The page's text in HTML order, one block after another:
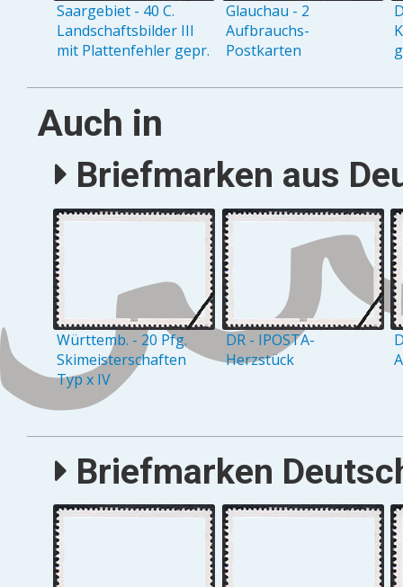
Saargebiet - 40 C.
Landschaftsbilder III
mit Plattenfehler gepr.
Glauchau - 2
Aufbrauchs-
Postkarten
Auch in
Briefmarken aus
Württemb. - 20 Pfg.
Skimeisterschaften
Typ x IV
DR - IPOSTA-
Herzstück
Briefmarken